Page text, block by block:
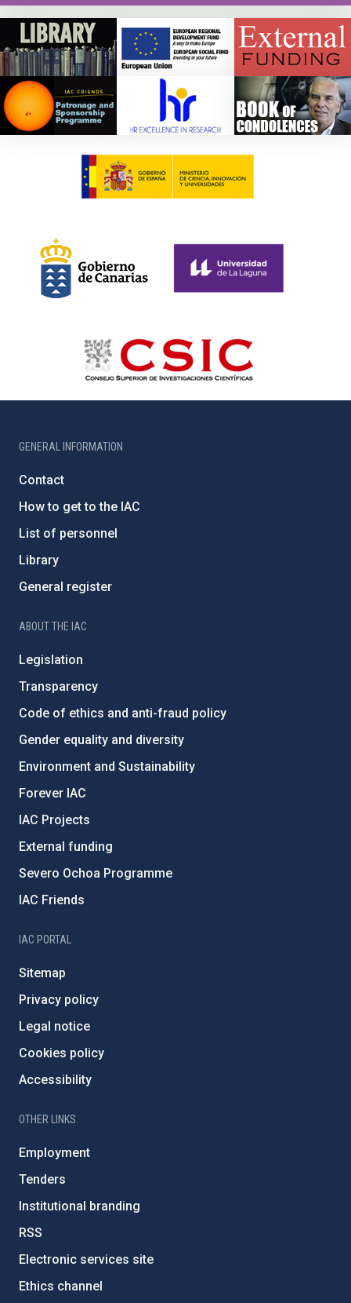
GENERAL INFORMATION
Contact
How to get to the IAC
List of personnel
Library
General register
ABOUT THE IAC
Legislation
Transparency
Code of ethics and anti-fraud policy
Gender equality and diversity
Environment and Sustainability
Forever IAC
IAC Projects
External funding
Severo Ochoa Programme
IAC Friends
IAC PORTAL
Sitemap
Privacy policy
Legal notice
Cookies policy
Accessibility
OTHER LINKS
Employment
Tenders
Institutional branding
RSS
Electronic services site
Ethics channel